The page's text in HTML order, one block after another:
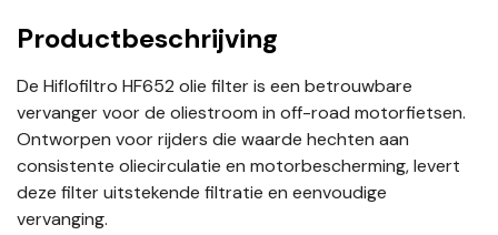
Productbeschrijving
De Hiflofiltro HF652 olie filter is een betrouwbare
vervanger voor de oliestroom in off-road motorfietsen.
Ontworpen voor rijders die waarde hechten aan
consistente oliecirculatie en motorbescherming, levert
deze filter uitstekende filtratie en eenvoudige
vervanging.